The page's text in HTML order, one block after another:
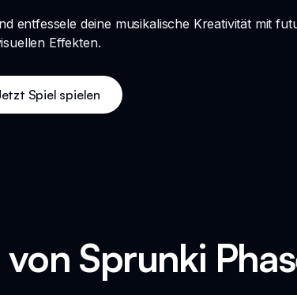
entfessele deine musikalische Kreativität mit
Effekten.
Spiel spielen
Sprunki